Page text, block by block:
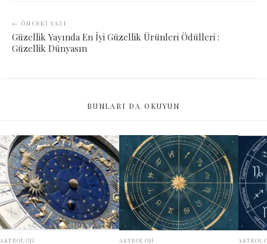
← ÖNCEKI YAZI
Güzellik Yayında En İyi Güzellik Ürünleri Ödülleri :
Güzellik Dünyasın
BUNLARI DA OKUYUN
ASTROLOJİ ASTROLOJİ